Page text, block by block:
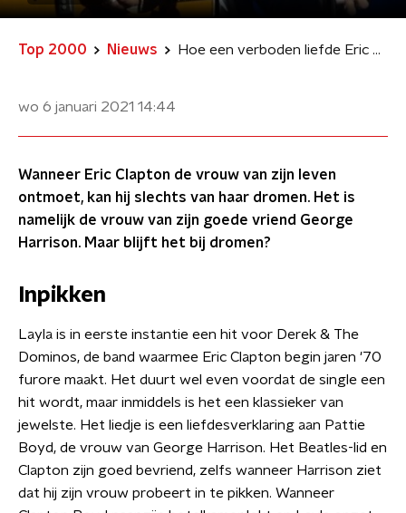
Top 2000 Nieuws Hoe een verboden liefde Eric Claptons hit Layla opleverde
wo 6 januari 2021 14:44
Wanneer Eric Clapton de vrouw van zijn leven
ontmoet, kan hij slechts van haar dromen. Het is
namelijk de vrouw van zijn goede vriend George
Harrison. Maar blijft het bij dromen?
Inpikken
Layla is in eerste instantie een hit voor Derek & The
Dominos, de band waarmee Eric Clapton begin jaren '70
furore maakt. Het duurt wel even voordat de single een
hit wordt, maar inmiddels is het een klassieker van
jewelste. Het liedje is een liefdesverklaring aan Pattie
Boyd, de vrouw van George Harrison. Het Beatles-lid en
Clapton zijn goed bevriend, zelfs wanneer Harrison ziet
dat hij zijn vrouw probeert in te pikken. Wanneer